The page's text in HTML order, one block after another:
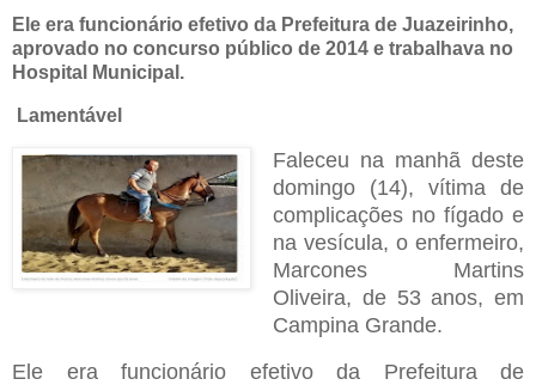
Ele era funcionário efetivo da Prefeitura de Juazeirinho,
aprovado no concurso público de 2014 e trabalhava no
Hospital Municipal.
Lamentável
Faleceu na manhã deste
domingo (14), vítima de
complicações no fígado e
na vesícula, o enfermeiro,
Marcones Martins
Oliveira, de 53 anos, em
Campina Grande.
Ele era funcionário efetivo da Prefeitura de